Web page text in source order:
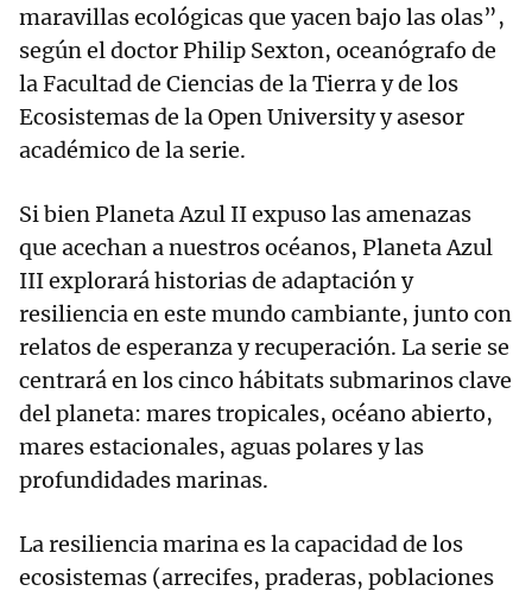
maravillas ecológicas que yacen bajo las olas”,
según el doctor Philip Sexton, oceanógrafo de
la Facultad de Ciencias de la Tierra y de los
Ecosistemas de la Open University y asesor
académico de la serie.
Si bien Planeta Azul II expuso las amenazas
que acechan a nuestros océanos, Planeta Azul
III explorará historias de adaptación y
resiliencia en este mundo cambiante, junto con
relatos de esperanza y recuperación. La serie se
centrará en los cinco hábitats submarinos clave
del planeta: mares tropicales, océano abierto,
mares estacionales, aguas polares y las
profundidades marinas.
La resiliencia marina es la capacidad de los
ecosistemas (arrecifes, praderas, poblaciones